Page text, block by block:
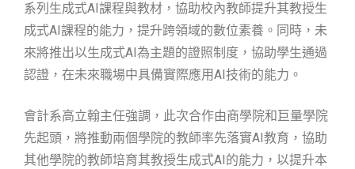
系列生成式AI課程與教材，協助校內教師提升其教授生
成式AI課程的能力，提升跨領域的數位素養。同時，未
來將推出以生成式AI為主題的證照制度，協助學生通過
認證，在未來職場中具備實際應用AI技術的能力。
會計系高立翰主任強調，此次合作由商學院和巨量學院
先起頭，將推動兩個學院的教師率先落實AI教育，協助
其他學院的教師培育其教授生成式AI的能力，以提升本